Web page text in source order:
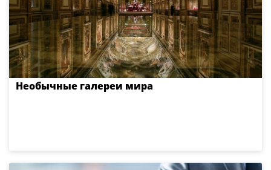
Необычные галереи мира